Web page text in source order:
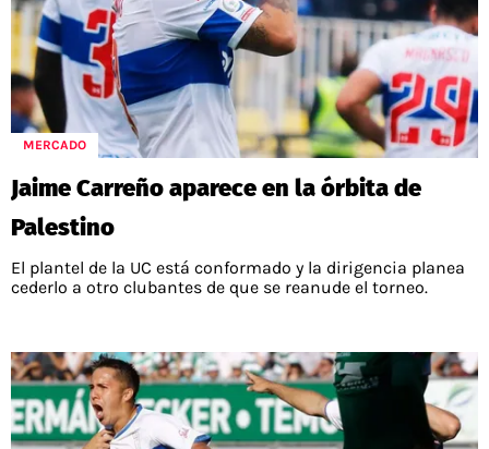
MERCADO
Jaime Carreño aparece en la órbita de
Palestino
El plantel de la UC está conformado y la dirigencia planea
cederlo a otro clubantes de que se reanude el torneo.